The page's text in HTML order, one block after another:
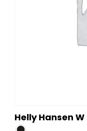
Helly Hansen W